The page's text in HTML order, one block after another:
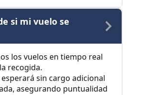
si mi vuelo se
los vuelos en tiempo real
recogida.
sin cargo adicional
asegurando puntualidad